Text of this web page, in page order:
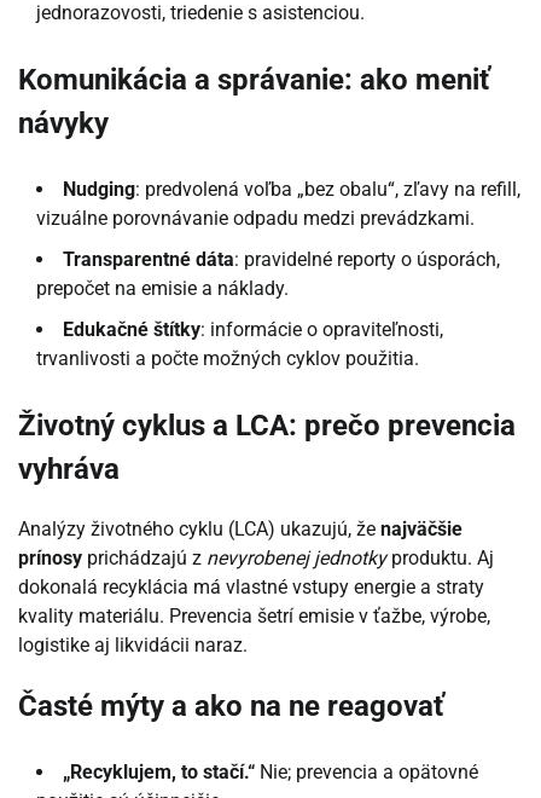
jednorazovosti, triedenie s asistenciou.
Komunikácia a správanie: ako meniť
návyky
Nudging: predvolená voľba „bez obalu“, zľavy na refill,
vizuálne porovnávanie odpadu medzi prevádzkami.
Transparentné dáta: pravidelné reporty o úsporách,
prepočet na emisie a náklady.
Edukačné štítky: informácie o opraviteľnosti,
trvanlivosti a počte možných cyklov použitia.
Životný cyklus a LCA: prečo prevencia
vyhráva
Analýzy životného cyklu (LCA) ukazujú, že najväčšie
prínosy prichádzajú z nevyrobenej jednotkyproduktu. Aj
dokonalá recyklácia má vlastné vstupy energie a straty
kvality materiálu. Prevencia šetrí emisie v ťažbe, výrobe,
logistike aj likvidácii naraz.
Časté mýty a ako na ne reagovať
„Recyklujem, to stačí.“ Nie; prevencia a opätovné